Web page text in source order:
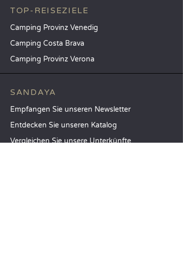
TOP-REISEZIELE
Camping Provinz Venedig
Camping Costa Brava
Camping Provinz Verona
SANDAYA
Empfangen Sie unseren Newsletter
Entdecken Sie unseren Katalog
Vergleichen Sie unsere Unterkünfte